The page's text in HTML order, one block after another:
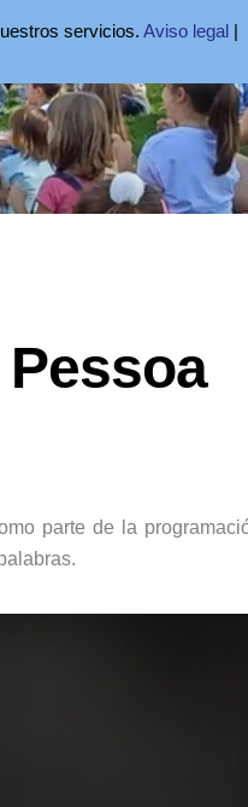
parte de la
servicios. Aviso legal |